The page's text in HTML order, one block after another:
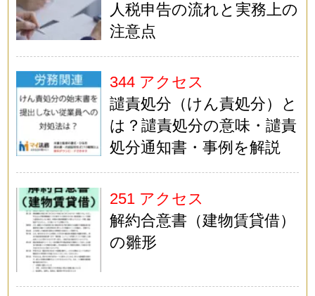
人税申告の流れと実務上の
注意点
344 アクセス
譴責処分（けん責処分）と
は？譴責処分の意味・譴責
処分通知書・事例を解説
251 アクセス
解約合意書（建物賃貸借）
の雛形